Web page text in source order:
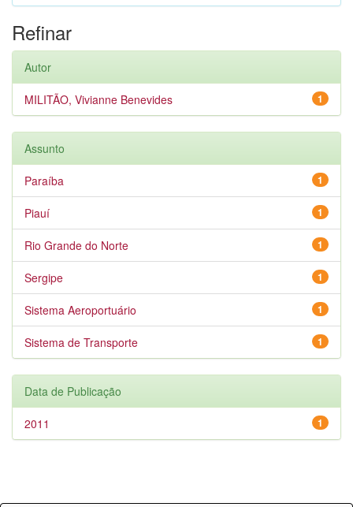
Refinar
Autor
1
MILITÃO, Vivianne Benevides
Assunto
1
Paraíba
1
Piauí
1
Rio Grande do Norte
1
Sergipe
1
Sistema Aeroportuário
1
Sistema de Transporte
Data de Publicação
1
2011